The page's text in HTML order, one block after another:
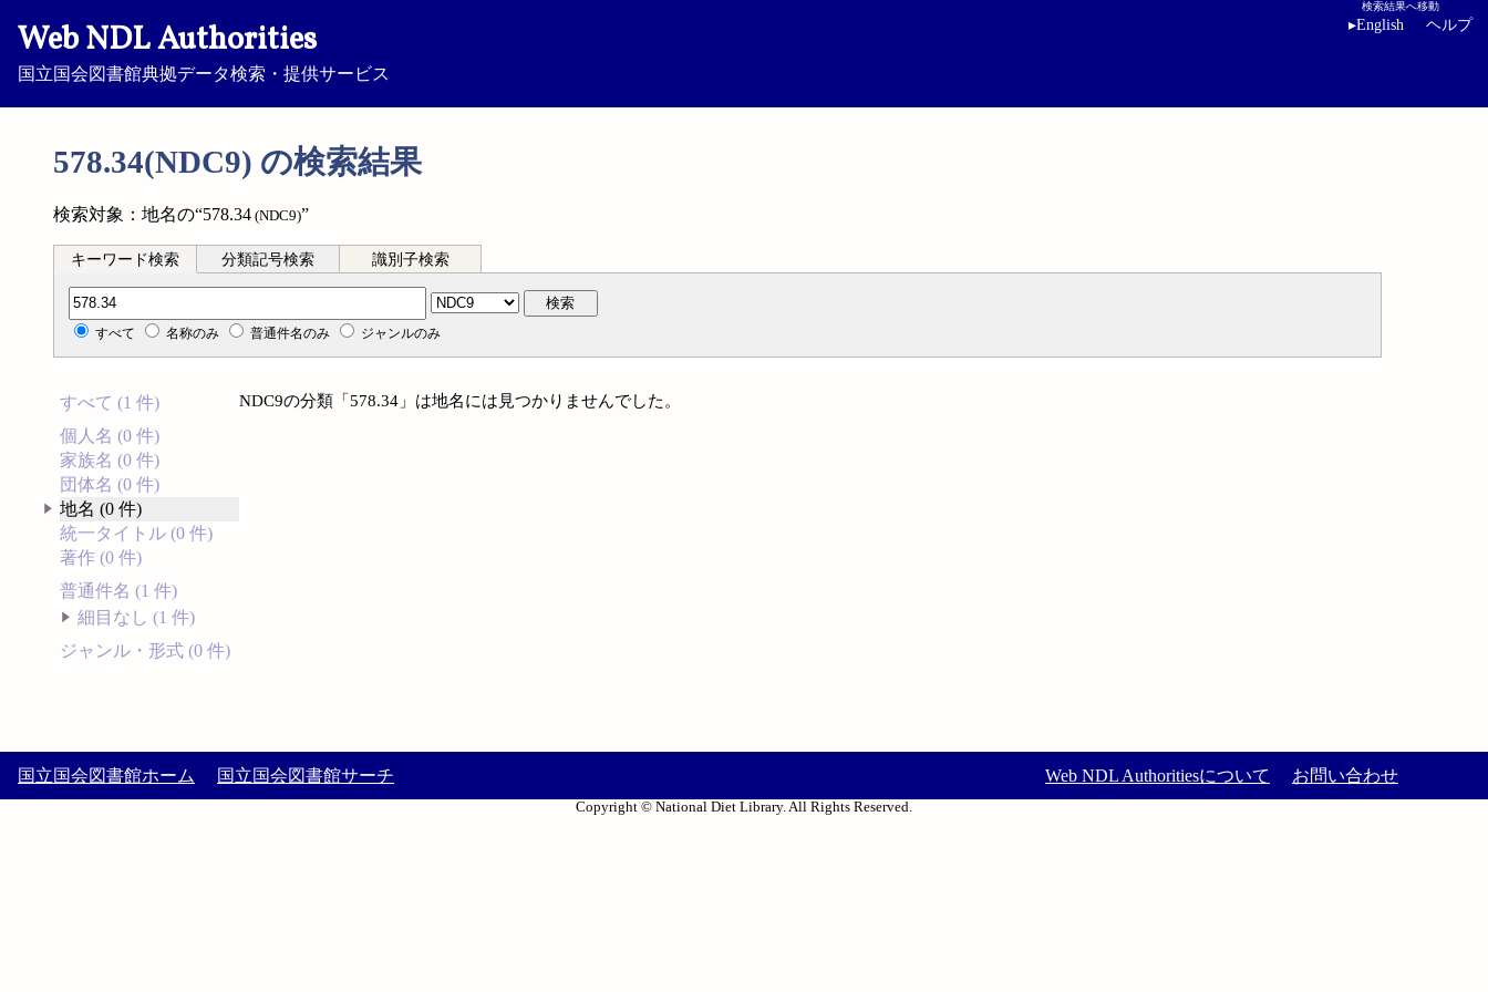
Web NDL Authorities
国立国会図書館典拠データ検索・提供サービス
検索結果へ移動
▸English ヘルプ
578.34(NDC9) の検索結果
検索対象：地名の“578.34 (NDC9)”
キーワード検索 分類記号検索 識別子検索
分類記号検索 検索
すべて 名称のみ 普通件名のみ ジャンルのみ
すべて (1 件)
個人名 (0 件)
家族名 (0 件)
団体名 (0 件)
地名 (0 件)
統一タイトル (0 件)
著作 (0 件)
普通件名 (1 件)
細目なし (1 件)
ジャンル・形式 (0 件)
NDC9の分類「578.34」は地名には見つかりませんでした。
国立国会図書館ホーム 国立国会図書館サーチ Web NDL Authoritiesについて お問い合わせ
Copyright © National Diet Library. All Rights Reserved.